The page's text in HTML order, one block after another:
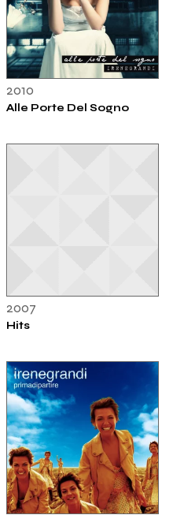
2010
Alle Porte Del Sogno
2007
Hits